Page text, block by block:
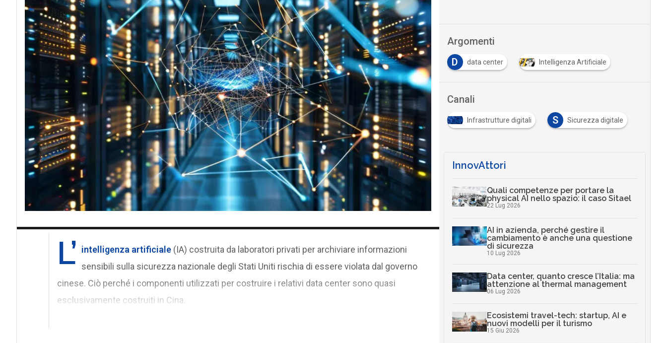
L’ intelligenza artificiale(IA) costruita da laboratori privati per archiviare informazioni
sensibili sulla sicurezza nazionale degli Stati Uniti rischia di essere violata dal governo
cinese. Ciò perché i componenti utilizzati per costruire i relativi data center sono quasi
esclusivamente costruiti in Cina.
Argomenti
D
data center Intelligenza Artificiale
Canali
Infrastrutture digitali S Sicurezza digitale
InnovAttori
Quali competenze per portare la
physical AI nello spazio: il caso Sitael
22 Lug 2026
AI in azienda, perché gestire il
cambiamento è anche una questione
di sicurezza
10 Lug 2026
Data center, quanto cresce l’Italia: ma
attenzione al thermal management
06 Lug 2026
Ecosistemi travel-tech: startup, AI e
nuovi modelli per il turismo
15 Giu 2026